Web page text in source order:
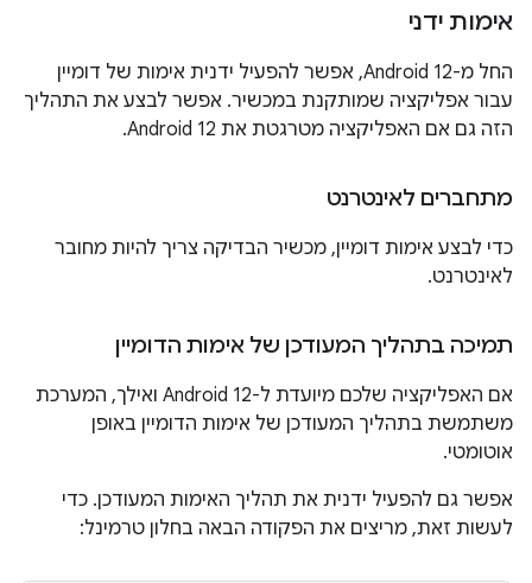
אימות ידני
החל מ-Android 12, אפשר להפעיל ידנית אימות של דומיין
עבור אפליקציה שמותקנת במכשיר. אפשר לבצע את התהליך
הזה גם אם האפליקציה מטרגטת את Android 12.
מתחברים לאינטרנט
כדי לבצע אימות דומיין, מכשיר הבדיקה צריך להיות מחובר
לאינטרנט.
תמיכה בתהליך המעודכן של אימות הדומיין
אם האפליקציה שלכם מיועדת ל-Android 12 ואילך, המערכת
משתמשת בתהליך המעודכן של אימות הדומיין באופן
אוטומטי.
אפשר גם להפעיל ידנית את תהליך האימות המעודכן. כדי
לעשות זאת, מריצים את הפקודה הבאה בחלון טרמינל: